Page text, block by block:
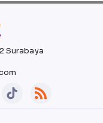
Surabaya